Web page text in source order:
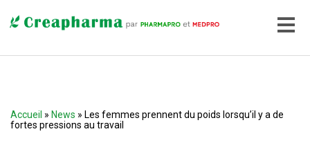
Accueil » News » Les femmes prennent du poids lorsqu’il y a de
fortes pressions au travail